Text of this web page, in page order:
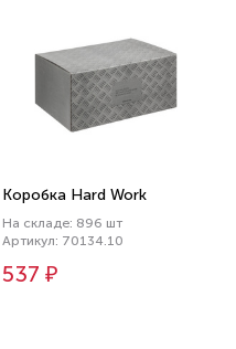
Коробка Hard Work
На складе: 896 шт
Артикул: 70134.10
537 ₽